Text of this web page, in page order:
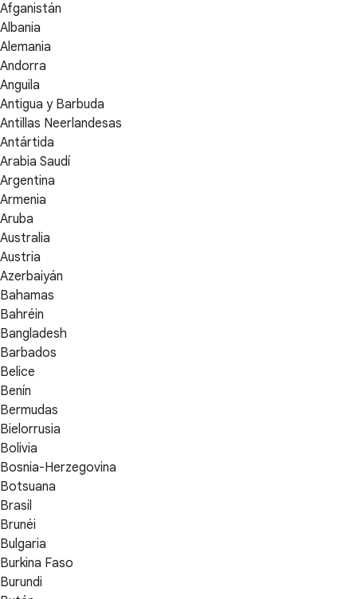
Afganistán
Albania
Alemania
Andorra
Anguila
Antigua y Barbuda
Antillas Neerlandesas
Antártida
Arabia Saudí
Argentina
Armenia
Aruba
Australia
Austria
Azerbaiyán
Bahamas
Bahréin
Bangladesh
Barbados
Belice
Benín
Bermudas
Bielorrusia
Bolivia
Bosnia-Herzegovina
Botsuana
Brasil
Brunéi
Bulgaria
Burkina Faso
Burundi